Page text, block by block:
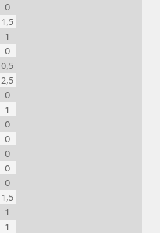
0
1,5
1
0
0,5
2,5
0
1
0
0
0
0
0
1,5
1
1